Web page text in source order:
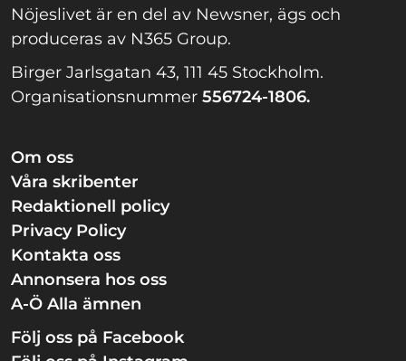
Nöjeslivet är en del av Newsner, ägs och
produceras av N365 Group.
Birger Jarlsgatan 43, 111 45 Stockholm.
Organisationsnummer 556724-1806.
Om oss
Våra skribenter
Redaktionell policy
Privacy Policy
Kontakta oss
Annonsera hos oss
A-Ö Alla ämnen
Följ oss på Facebook